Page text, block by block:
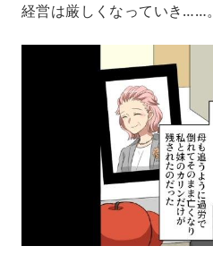
経営は厳しくなっていき……。